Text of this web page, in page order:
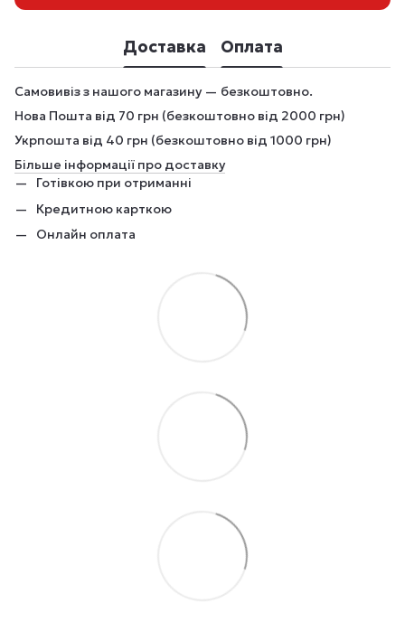
Доставка Оплата
Самовивіз з нашого магазину — безкоштовно.
Нова Пошта від 70 грн (безкоштовно від 2000 грн)
Укрпошта від 40 грн (безкоштовно від 1000 грн)
Більше інформації про доставку
Готівкою при отриманні
Кредитною карткою
Онлайн оплата